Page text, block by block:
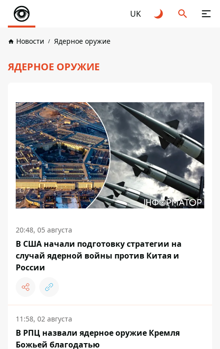
UK
Новости Ядерное оружие
ЯДЕРНОЕ ОРУЖИЕ
20:48, 05 августа
В США начали подготовку стратегии на
случай ядерной войны против Китая и
России
11:58, 02 августа
В РПЦ назвали ядерное оружие Кремля
Божьей благодатью